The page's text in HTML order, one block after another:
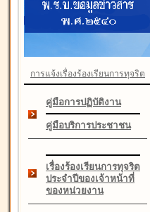
การแจ้งเรื่องร้องเรียนการทุจริต
คู่มือการปฏิบัติงาน
คู่มือบริการประชาชน
เรื่องร้องเรียนการทุจริต
ประจำปีของเจ้าหน้าที่
ของหน่วยงาน